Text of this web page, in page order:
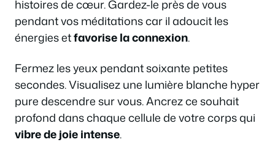
histoires de cœur. Gardez-le près de vous
pendant vos méditations car il adoucit les
énergies etfavorise la connexion.
Fermez les yeux pendant soixante petites
secondes. Visualisez une lumière blanche hyper
pure descendre sur vous. Ancrez ce souhait
profond dans chaque cellule de votre corps qui
vibre de joie intense.